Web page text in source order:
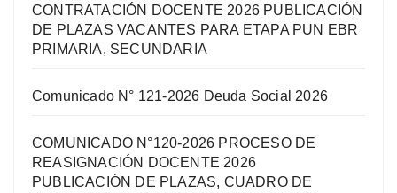
CONTRATACIÓN DOCENTE 2026 PUBLICACIÓN
DE PLAZAS VACANTES PARA ETAPA PUN EBR
PRIMARIA, SECUNDARIA
Comunicado N° 121-2026 Deuda Social 2026
COMUNICADO N°120-2026 PROCESO DE
REASIGNACIÓN DOCENTE 2026
PUBLICACIÓN DE PLAZAS, CUADRO DE